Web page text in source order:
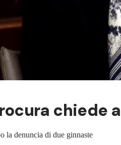
chiede
la denuncia di due ginnaste